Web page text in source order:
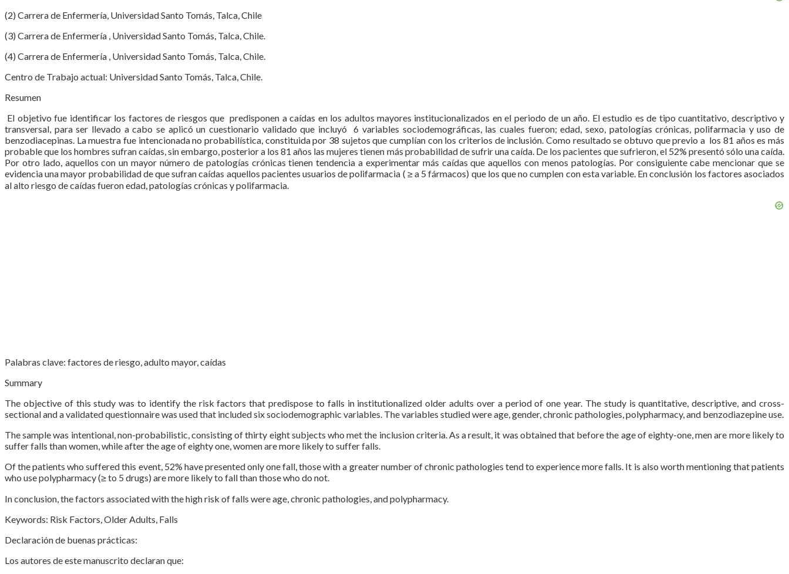
(2) Carrera de Enfermería, Universidad Santo Tomás, Talca, Chile
(3) Carrera de Enfermería , Universidad Santo Tomás, Talca, Chile.
(4) Carrera de Enfermería , Universidad Santo Tomás, Talca, Chile.
Centro de Trabajo actual: Universidad Santo Tomás, Talca, Chile.
Resumen
El objetivo fue identificar los factores de riesgos que predisponen a caídas en los adultos mayores institucionalizados en el periodo de un año. El estudio es de tipo cuantitativo, descriptivo y
transversal, para ser llevado a cabo se aplicó un cuestionario validado que incluyó 6 variables sociodemográficas, las cuales fueron; edad, sexo, patologías crónicas, polifarmacia y uso de
benzodiacepinas. La muestra fue intencionada no probabilística, constituida por 38 sujetos que cumplían con los criterios de inclusión. Como resultado se obtuvo que previo a los 81 años es más
probable que los hombres sufran caídas, sin embargo, posterior a los 81 años las mujeres tienen más probabilidad de sufrir una caída. De los pacientes que sufrieron, el 52% presentó sólo una caída.
Por otro lado, aquellos con un mayor número de patologías crónicas tienen tendencia a experimentar más caídas que aquellos con menos patologías. Por consiguiente cabe mencionar que se
evidencia una mayor probabilidad de que sufran caídas aquellos pacientes usuarios de polifarmacia ( ≥ a 5 fármacos) que los que no cumplen con esta variable. En conclusión los factores asociados
al alto riesgo de caídas fueron edad, patologías crónicas y polifarmacia.
Palabras clave: factores de riesgo, adulto mayor, caídas
Summary
The objective of this study was to identify the risk factors that predispose to falls in institutionalized older adults over a period of one year. The study is quantitative, descriptive, and cross-
sectional and a validated questionnaire was used that included six sociodemographic variables. The variables studied were age, gender, chronic pathologies, polypharmacy, and benzodiazepine use.
The sample was intentional, non-probabilistic, consisting of thirty eight subjects who met the inclusion criteria. As a result, it was obtained that before the age of eighty-one, men are more likely to
suffer falls than women, while after the age of eighty one, women are more likely to suffer falls.
Of the patients who suffered this event, 52% have presented only one fall, those with a greater number of chronic pathologies tend to experience more falls. It is also worth mentioning that patients
who use polypharmacy (≥ to 5 drugs) are more likely to fall than those who do not.
In conclusion, the factors associated with the high risk of falls were age, chronic pathologies, and polypharmacy.
Keywords: Risk Factors, Older Adults, Falls
Declaración de buenas prácticas:
Los autores de este manuscrito declaran que: